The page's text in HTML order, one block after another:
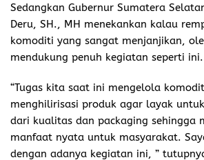
Sedangkan Gubernur Sumatera
Deru, SH., MH menekankan kalau
komoditi yang sangat menjanjikan,
mendukung penuh kegiatan seperti ini.
“Tugas kita saat ini mengelola
menghilirisasi produk agar layak
dari kualitas dan packaging sehingga
manfaat nyata untuk masyarakat.
dengan adanya kegiatan ini, ”